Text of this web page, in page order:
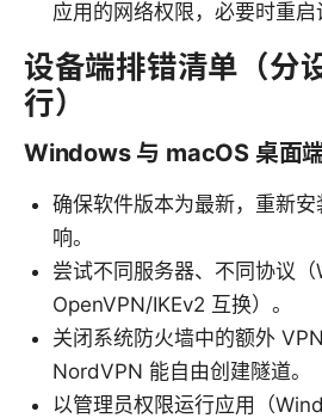
应用的网络权限，必要时重启
设备端排错清单（分
行）
Windows 与 macOS 桌面
确保软件版本为最新，重新
响。
尝试不同服务器、不同协议
OpenVPN/IKEv2 互换）。
关闭系统防火墙中的额外
NordVPN 能自由创建隧道。
以管理员权限运行应用（